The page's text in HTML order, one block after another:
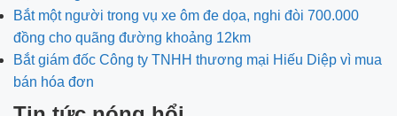
Bắt một người trong vụ xe ôm đe dọa, nghi đòi 700.000
đồng cho quãng đường khoảng 12km
Bắt giám đốc Công ty TNHH thương mại Hiếu Diệp vì mua
bán hóa đơn